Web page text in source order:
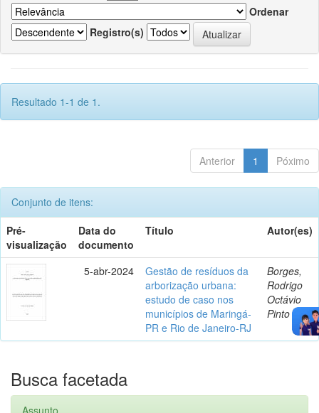
Ordenar
Registro(s)
Resultado 1-1 de 1.
Anterior 1 Póximo
Conjunto de itens:
Pré-
visualização
Data do
documento
Título Autor(es)
5-abr-2024
Gestão de resíduos da
arborização urbana:
estudo de caso nos
municípios de Maringá-
PR e Rio de Janeiro-RJ
Borges,
Rodrigo
Octávio
Pinto
Busca facetada
Assunto